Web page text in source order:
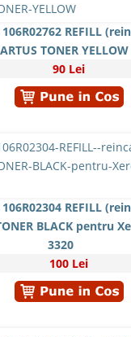
106R02762 REFILL
TONER YELLOW
90 Lei
106R02304 REFILL
BLACK pentru
3320
100 Lei